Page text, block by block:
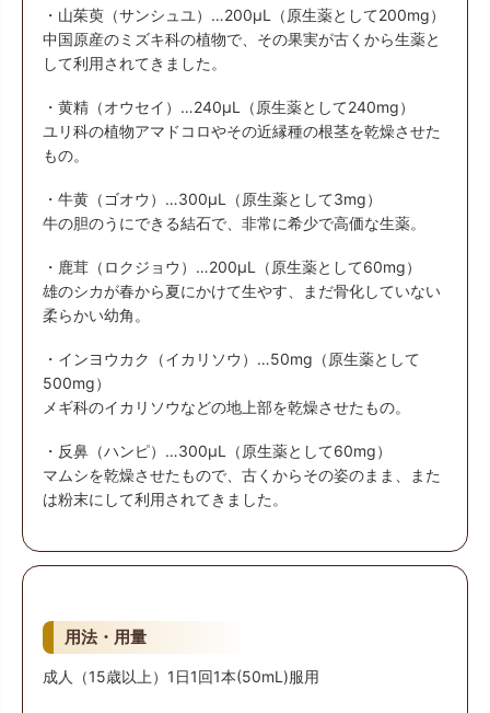
・山茱萸（サンシュユ）…200μL（原生薬として200mg）
中国原産のミズキ科の植物で、その果実が古くから生薬と
して利用されてきました。
・黄精（オウセイ）…240μL（原生薬として240mg）
ユリ科の植物アマドコロやその近縁種の根茎を乾燥させた
もの。
・牛黄（ゴオウ）…300μL（原生薬として3mg）
牛の胆のうにできる結石で、非常に希少で高価な生薬。
・鹿茸（ロクジョウ）…200μL（原生薬として60mg）
雄のシカが春から夏にかけて生やす、まだ骨化していない
柔らかい幼角。
・インヨウカク（イカリソウ）…50mg（原生薬として
500mg）
メギ科のイカリソウなどの地上部を乾燥させたもの。
・反鼻（ハンピ）…300μL（原生薬として60mg）
マムシを乾燥させたもので、古くからその姿のまま、また
は粉末にして利用されてきました。
用法・用量
成人（15歳以上）1日1回1本(50mL)服用